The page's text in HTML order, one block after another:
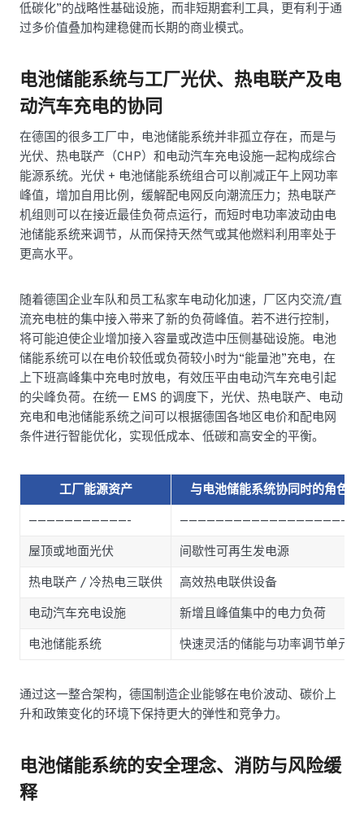
低碳化”的战略性基础设施，而非短期套利工具，更有利于通
过多价值叠加构建稳健而长期的商业模式。
电池储能系统与工厂光伏、热电联产及电
动汽车充电的协同
在德国的很多工厂中，电池储能系统并非孤立存在，而是与
光伏、热电联产（CHP）和电动汽车充电设施一起构成综合
能源系统。光伏 + 电池储能系统组合可以削减正午上网功率
峰值，增加自用比例，缓解配电网反向潮流压力；热电联产
机组则可以在接近最佳负荷点运行，而短时电功率波动由电
池储能系统来调节，从而保持天然气或其他燃料利用率处于
更高水平。
随着德国企业车队和员工私家车电动化加速，厂区内交流/直
流充电桩的集中接入带来了新的负荷峰值。若不进行控制，
将可能迫使企业增加接入容量或改造中压侧基础设施。电池
储能系统可以在电价较低或负荷较小时为“能量池”充电，在
上下班高峰集中充电时放电，有效压平由电动汽车充电引起
的尖峰负荷。在统一 EMS 的调度下，光伏、热电联产、电动
充电和电池储能系统之间可以根据德国各地区电价和配电网
条件进行智能优化，实现低成本、低碳和高安全的平衡。
工厂能源资产
与电池储能系统协同时的角色
———————————-
————————————————————
屋顶或地面光伏
间歇性可再生发电源
热电联产 / 冷热电三联供
高效热电联供设备
电动汽车充电设施
新增且峰值集中的电力负荷
电池储能系统
快速灵活的储能与功率调节单元
通过这一整合架构，德国制造企业能够在电价波动、碳价上
升和政策变化的环境下保持更大的弹性和竞争力。
电池储能系统的安全理念、消防与风险缓
释